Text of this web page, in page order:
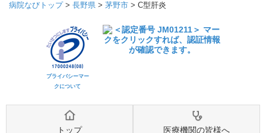
病院なびトップ> 長野県 > 茅野市 > C型肝炎
プライバシーマー
クについて
トップ 医療機関の皆様へ